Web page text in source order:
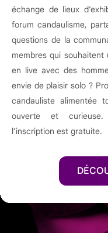
échange de lieux
forum candaulisme,
questions de la
membres qui
en live avec des
envie de plaisir solo ?
candauliste alimentée
ouverte et curieuse.
l’inscription est gratuite.